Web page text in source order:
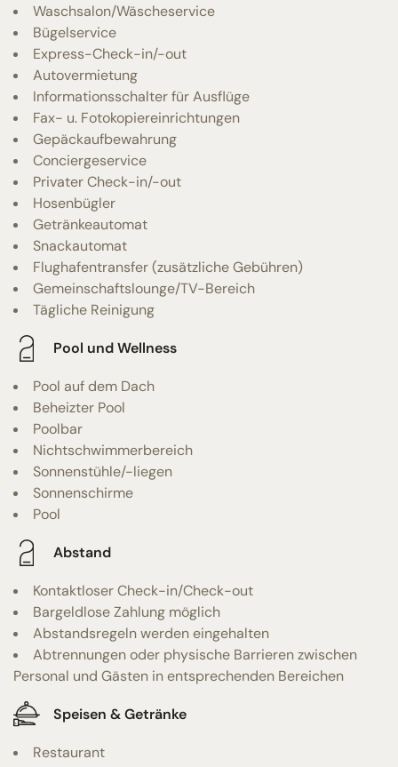
Waschsalon/Wäscheservice
Bügelservice
Express-Check-in/-out
Autovermietung
Informationsschalter für Ausflüge
Fax- u. Fotokopiereinrichtungen
Gepäckaufbewahrung
Conciergeservice
Privater Check-in/-out
Hosenbügler
Getränkeautomat
Snackautomat
Flughafentransfer (zusätzliche Gebühren)
Gemeinschaftslounge/TV-Bereich
Tägliche Reinigung
Pool und Wellness
Pool auf dem Dach
Beheizter Pool
Poolbar
Nichtschwimmerbereich
Sonnenstühle/-liegen
Sonnenschirme
Pool
Abstand
Kontaktloser Check-in/Check-out
Bargeldlose Zahlung möglich
Abstandsregeln werden eingehalten
Abtrennungen oder physische Barrieren zwischen
Personal und Gästen in entsprechenden Bereichen
Speisen & Getränke
Restaurant